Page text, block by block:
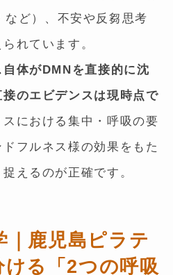
ど）、不安や反芻思考
れています。
自体がDMNを直接的に沈
のエビデンスは現時点で
における集中・呼吸の要
フルネス様の効果をもた
えるのが正確です。
｜鹿児島ピラテ
ける「2つの呼吸